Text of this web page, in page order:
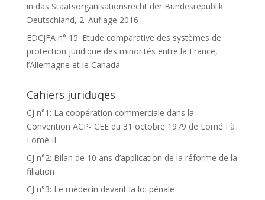
in das Staatsorganisationsrecht der Bundesrepublik
Deutschland, 2. Auflage 2016
EDCJFA n° 15: Etude comparative des systèmes de
protection juridique des minorités entre la France,
l’Allemagne et le Canada
Cahiers juriduqes
CJ n°1: La coopération commerciale dans la
Convention ACP- CEE du 31 octobre 1979 de Lomé I à
Lomé II
CJ n°2: Bilan de 10 ans d’application de la réforme de la
filiation
CJ n°3: Le médecin devant la loi pénale